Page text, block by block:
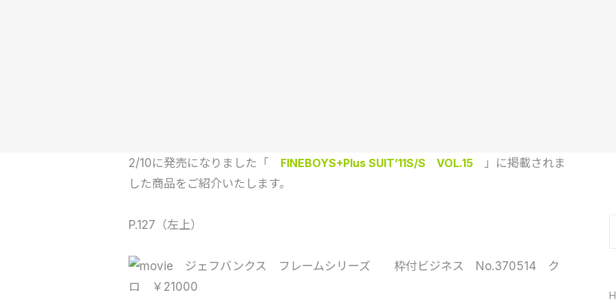
2/10に発売になりました「 FINEBOYS+Plus SUIT’11S/S VOL.15
」に掲載されま
した商品をご紹介いたします。
P.127（左上）
ジェフバンクス フレームシリーズ 枠付ビジネス No.370514 ク
ロ ￥21000